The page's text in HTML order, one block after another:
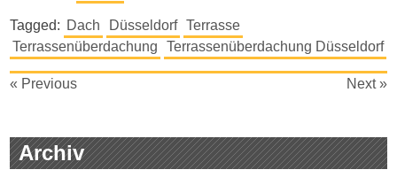
Tagged: Dach Düsseldorf Terrasse
Terrassenüberdachung
Terrassenüberdachung Düsseldorf
Beitragsnavigation
« Previous Next »
Archiv